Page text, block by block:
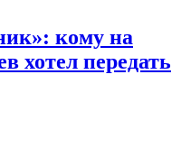
кому на
хотел передать